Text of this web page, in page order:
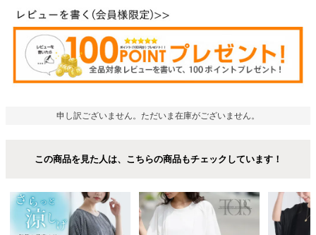
申し訳ございません。ただいま在庫がございません。
この商品を見た人は、こちらの商品もチェックしています！